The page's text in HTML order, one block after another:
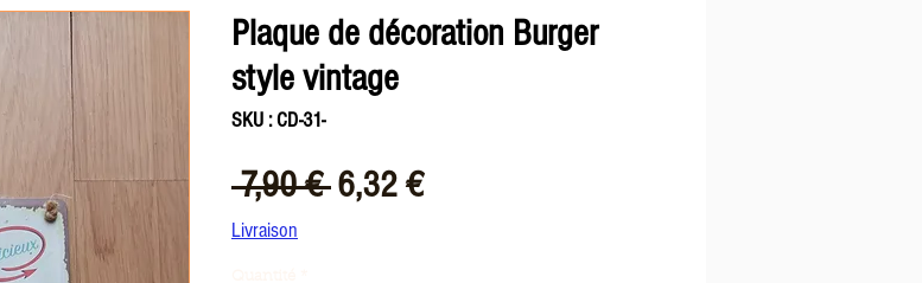
Plaque de décoration Burger
style vintage
SKU : CD-31-
7,90 € Prix
6,32 €Prix
Livraison